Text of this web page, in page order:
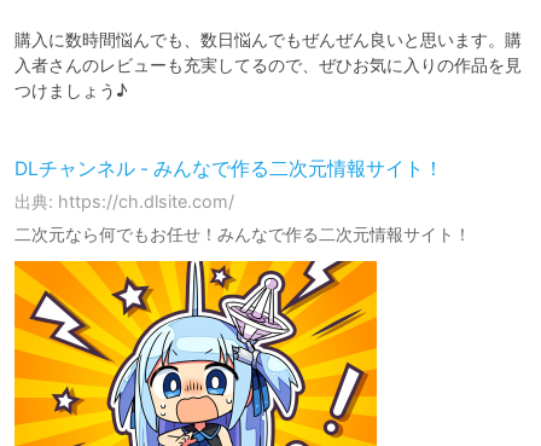
購入に数時間悩んでも、数日悩んでもぜんぜん良いと思います。購
入者さんのレビューも充実してるので、ぜひお気に入りの作品を見
つけましょう♪
DLチャンネル - みんなで作る二次元情報サイト！
出典: https://ch.dlsite.com/
二次元なら何でもお任せ！みんなで作る二次元情報サイト！